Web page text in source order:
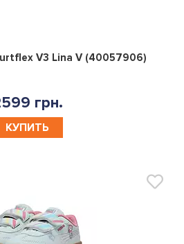
0
V3 Lina V (40057906)
грн.
КУПИТЬ